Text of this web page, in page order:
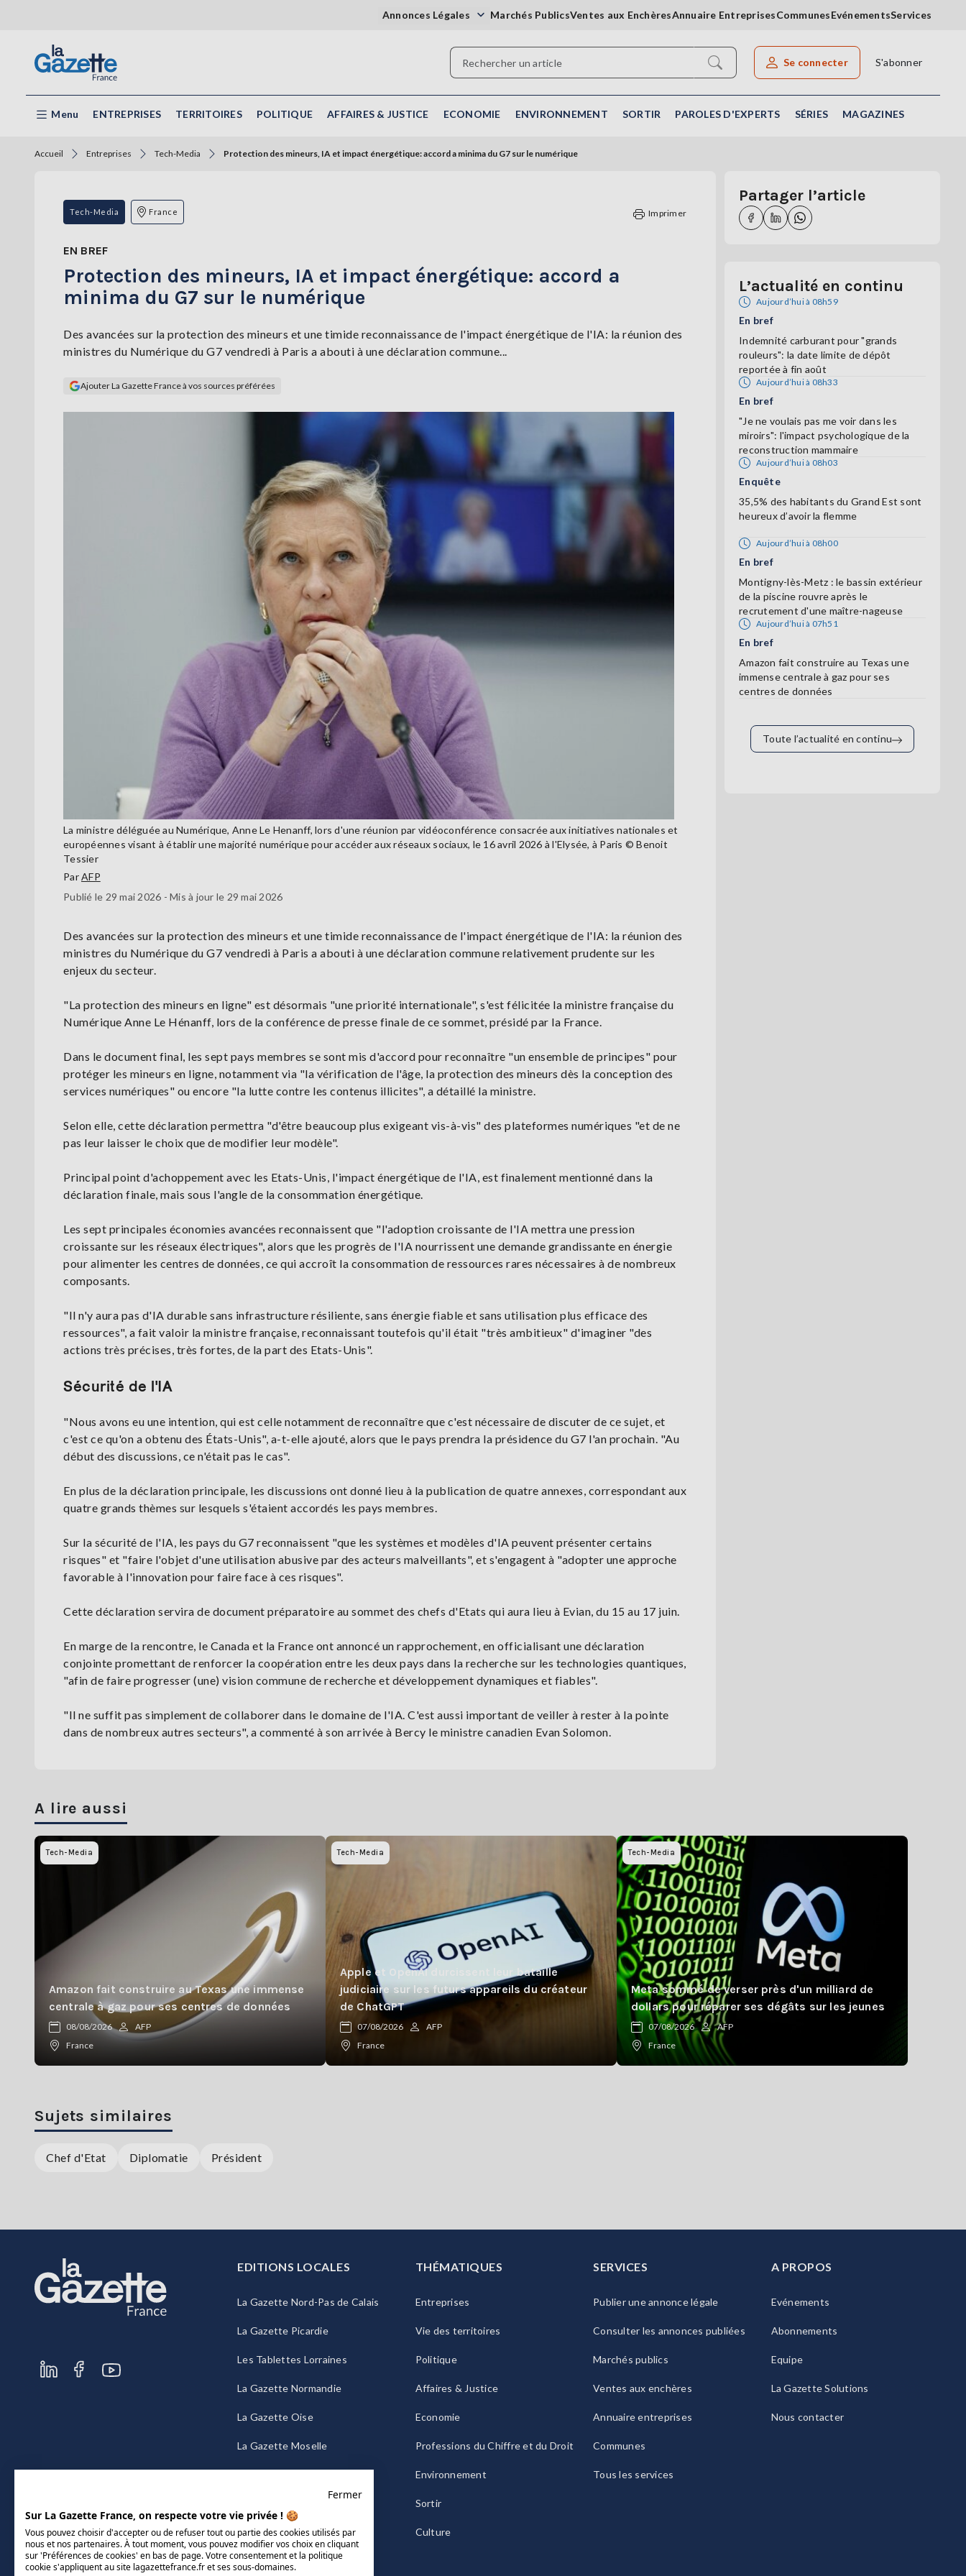
Annonces Légales Marchés PublicsVentes aux EnchèresAnnuaire EntreprisesCommunesEvénementsServices
Rechercher un article
Se connecter S'abonner
Menu ENTREPRISES TERRITOIRES POLITIQUE AFFAIRES & JUSTICE ECONOMIE ENVIRONNEMENT SORTIR PAROLES D'EXPERTS SÉRIES MAGAZINES
Accueil Entreprises Tech-Media Protection des mineurs, IA et impact énergétique: accord a minima du G7 sur le numérique
Tech-Media France Imprimer
EN BREF
Protection des mineurs, IA et impact énergétique: accord a
minima du G7 sur le numérique
Des avancées sur la protection des mineurs et une timide reconnaissance de l'impact énergétique de l'IA: la réunion des
ministres du Numérique du G7 vendredi à Paris a abouti à une déclaration commune...
Ajouter La Gazette France à vos sources préférées
La ministre déléguée au Numérique, Anne Le Henanff, lors d'une réunion par vidéoconférence consacrée aux initiatives nationales et
européennes visant à établir une majorité numérique pour accéder aux réseaux sociaux, le 16 avril 2026 à l'Elysée, à Paris © Benoit
Tessier
ParAFP
Publié le 29 mai 2026 - Mis à jour le 29 mai 2026
Des avancées sur la protection des mineurs et une timide reconnaissance de l'impact énergétique de l'IA: la réunion des
ministres du Numérique du G7 vendredi à Paris a abouti à une déclaration commune relativement prudente sur les
enjeux du secteur.
"La protection des mineurs en ligne" est désormais "une priorité internationale", s'est félicitée la ministre française du
Numérique Anne Le Hénanff, lors de la conférence de presse finale de ce sommet, présidé par la France.
Dans le document final, les sept pays membres se sont mis d'accord pour reconnaître "un ensemble de principes" pour
protéger les mineurs en ligne, notamment via "la vérification de l'âge, la protection des mineurs dès la conception des
services numériques" ou encore "la lutte contre les contenus illicites", a détaillé la ministre.
Selon elle, cette déclaration permettra "d'être beaucoup plus exigeant vis-à-vis" des plateformes numériques "et de ne
pas leur laisser le choix que de modifier leur modèle".
Principal point d'achoppement avec les Etats-Unis, l'impact énergétique de l'IA, est finalement mentionné dans la
déclaration finale, mais sous l'angle de la consommation énergétique.
Les sept principales économies avancées reconnaissent que "l'adoption croissante de l'IA mettra une pression
croissante sur les réseaux électriques", alors que les progrès de l'IA nourrissent une demande grandissante en énergie
pour alimenter les centres de données, ce qui accroît la consommation de ressources rares nécessaires à de nombreux
composants.
"Il n'y aura pas d'IA durable sans infrastructure résiliente, sans énergie fiable et sans utilisation plus efficace des
ressources", a fait valoir la ministre française, reconnaissant toutefois qu'il était "très ambitieux" d'imaginer "des
actions très précises, très fortes, de la part des Etats-Unis".
Sécurité de l'IA
"Nous avons eu une intention, qui est celle notamment de reconnaître que c'est nécessaire de discuter de ce sujet, et
c'est ce qu'on a obtenu des États-Unis", a-t-elle ajouté, alors que le pays prendra la présidence du G7 l'an prochain. "Au
début des discussions, ce n'était pas le cas".
En plus de la déclaration principale, les discussions ont donné lieu à la publication de quatre annexes, correspondant aux
quatre grands thèmes sur lesquels s'étaient accordés les pays membres.
Sur la sécurité de l'IA, les pays du G7 reconnaissent "que les systèmes et modèles d'IA peuvent présenter certains
risques" et "faire l'objet d'une utilisation abusive par des acteurs malveillants", et s'engagent à "adopter une approche
favorable à l'innovation pour faire face à ces risques".
Cette déclaration servira de document préparatoire au sommet des chefs d'Etats qui aura lieu à Evian, du 15 au 17 juin.
En marge de la rencontre, le Canada et la France ont annoncé un rapprochement, en officialisant une déclaration
conjointe promettant de renforcer la coopération entre les deux pays dans la recherche sur les technologies quantiques,
"afin de faire progresser (une) vision commune de recherche et développement dynamiques et fiables".
"Il ne suffit pas simplement de collaborer dans le domaine de l'IA. C'est aussi important de veiller à rester à la pointe
dans de nombreux autres secteurs", a commenté à son arrivée à Bercy le ministre canadien Evan Solomon.
Partager l’article
L’actualité en continu
Aujourd’hui à 08h59
En bref
Indemnité carburant pour "grands
rouleurs": la date limite de dépôt
reportée à fin août
Aujourd’hui à 08h33
En bref
"Je ne voulais pas me voir dans les
miroirs": l'impact psychologique de la
reconstruction mammaire
Aujourd’hui à 08h03
Enquête
35,5% des habitants du Grand Est sont
heureux d’avoir la flemme
Aujourd’hui à 08h00
En bref
Montigny-lès-Metz : le bassin extérieur
de la piscine rouvre après le
recrutement d'une maître-nageuse
Aujourd’hui à 07h51
En bref
Amazon fait construire au Texas une
immense centrale à gaz pour ses
centres de données
Toute l’actualité en continu
A lire aussi
Tech-Media
Amazon fait construire au Texas une immense
centrale à gaz pour ses centres de données
08/08/2026
AFP
France
Tech-Media
Apple et OpenAI durcissent leur bataille
judiciaire sur les futurs appareils du créateur
de ChatGPT
07/08/2026
AFP
France
Tech-Media
Meta sommé de verser près d'un milliard de
dollars pour réparer ses dégâts sur les jeunes
07/08/2026
AFP
France
Sujets similaires
Chef d'Etat Diplomatie Président
EDITIONS LOCALES
La Gazette Nord-Pas de Calais
La Gazette Picardie
Les Tablettes Lorraines
La Gazette Normandie
La Gazette Oise
La Gazette Moselle
THÉMATIQUES
Entreprises
Vie des territoires
Politique
Affaires & Justice
Economie
Professions du Chiffre et du Droit
Environnement
Sortir
Culture
SERVICES
Publier une annonce légale
Consulter les annonces publiées
Marchés publics
Ventes aux enchères
Annuaire entreprises
Communes
Tous les services
A PROPOS
Evénements
Abonnements
Equipe
La Gazette Solutions
Nous contacter
Fermer
Sur La Gazette France, on respecte votre vie privée ! 🍪
Vous pouvez choisir d'accepter ou de refuser tout ou partie des cookies utilisés par
nous et nos partenaires. À tout moment, vous pouvez modifier vos choix en cliquant
sur 'Préférences de cookies' en bas de page. Votre consentement et la politique
cookie s'appliquent au site lagazettefrance.fr et ses sous-domaines.